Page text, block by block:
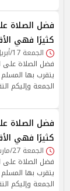
فضل الصلاة
كثيرًا فهي
الجمعة 17/أبريل/2026 - 12:07 م
فضل الصلاة على
يتقرب بها
الجمعة وإليكم
فضل الصلاة
كثيرًا فهي
الجمعة 27/مارس/2026 - 10:56 ص
فضل الصلاة على
يتقرب بها
الجمعة وإليكم